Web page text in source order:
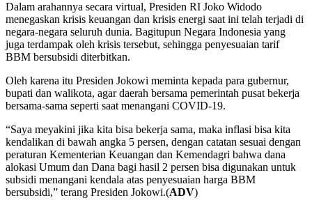
Dalam arahannya secara virtual, Presiden RI Joko Widodo
menegaskan krisis keuangan dan krisis energi saat ini telah terjadi di
negara-negara seluruh dunia. Bagitupun Negara Indonesia yang
juga terdampak oleh krisis tersebut, sehingga penyesuaian tarif
BBM bersubsidi diterbitkan.
Oleh karena itu Presiden Jokowi meminta kepada para gubernur,
bupati dan walikota, agar daerah bersama pemerintah pusat bekerja
bersama-sama seperti saat menangani COVID-19.
“Saya meyakini jika kita bisa bekerja sama, maka inflasi bisa kita
kendalikan di bawah angka 5 persen, dengan catatan sesuai dengan
peraturan Kementerian Keuangan dan Kemendagri bahwa dana
alokasi Umum dan Dana bagi hasil 2 persen bisa digunakan untuk
subsidi menangani kendala atas penyesuaian harga BBM
bersubsidi,” terang Presiden Jokowi.(ADV)